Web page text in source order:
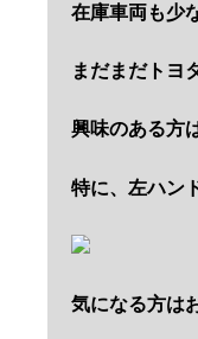
在庫車両も少
まだまだトヨ
興味のある方
特に、左ハン
気になる方は